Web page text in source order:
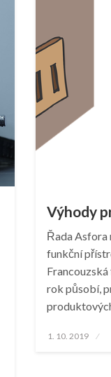
Výhody
Řada Asfora
funkční
rok působí,
Posted
1. 10. 2019